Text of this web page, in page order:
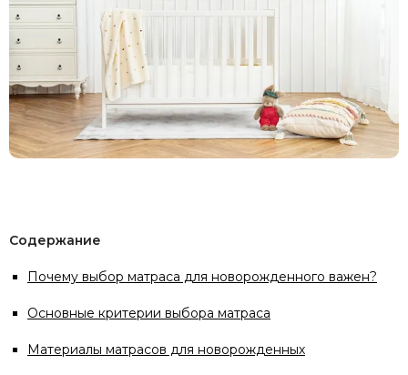
Содержание
Почему выбор матраса для новорожденного важен?
Основные критерии выбора матраса
Материалы матрасов для новорожденных